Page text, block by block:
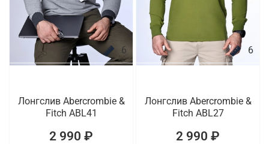
6
Лонгслив Abercrombie &
Fitch ABL41
2 990 ₽
6
Лонгслив Abercrombie &
Fitch ABL27
2 990 ₽